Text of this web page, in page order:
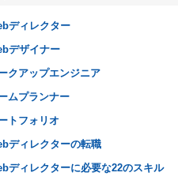
ディレクター
デザイナー
クアップエンジニア
ムプランナー
トフォリオ
ディレクターの転職
ディレクターに必要な22のスキル